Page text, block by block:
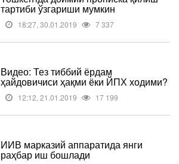
тартиби ўзгариши мумкин
18:27, 30.01.2019 7 337
Видео: Тез тиббий ёрдам
ҳайдовичиси ҳақми ёки ЙПХ ходими?
12:12, 21.01.2019 17 199
ИИВ марказий аппаратида янги
раҳбар иш бошлади